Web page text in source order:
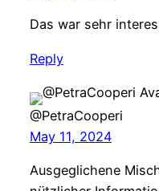
Das war sehr
Reply
@PetraCooperi
May 11, 2024
Ausgeglichene